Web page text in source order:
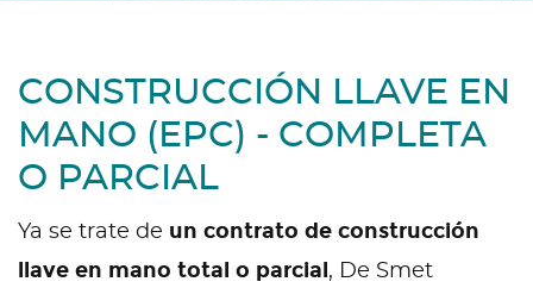
CONSTRUCCIÓN LLAVE EN
MANO (EPC) - COMPLETA
O PARCIAL
Ya se trate de un contrato de construcción
llave en mano total o parcial, De Smet